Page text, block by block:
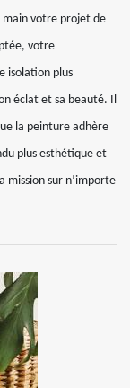
main votre projet de
votre
isolation plus
éclat et sa beauté. Il
la peinture adhère
plus esthétique et
mission sur n’importe